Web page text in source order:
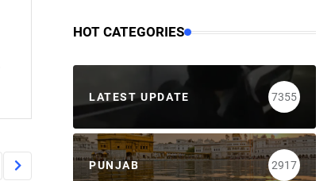
HOT CATEGORIES
LATEST UPDATE 7355
PUNJAB 2917